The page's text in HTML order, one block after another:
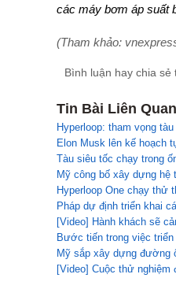
các máy bơm áp suất
(Tham khảo:
Bình luận hay chia sẻ
Tin Bài Liên
Hyperloop: tham vọng
Elon Musk lên kế hoạch
Tàu siêu tốc chạy trong
Mỹ công bố xây dựng hệ
Hyperloop One chạy thử
Pháp dự định triển khai
[Video] Hành khách sẽ
Bước tiến trong việc
Mỹ sắp xây dựng đường
[Video] Cuộc thử nghiệm